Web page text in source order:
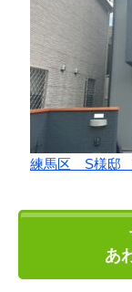
練馬区 S様邸
あ